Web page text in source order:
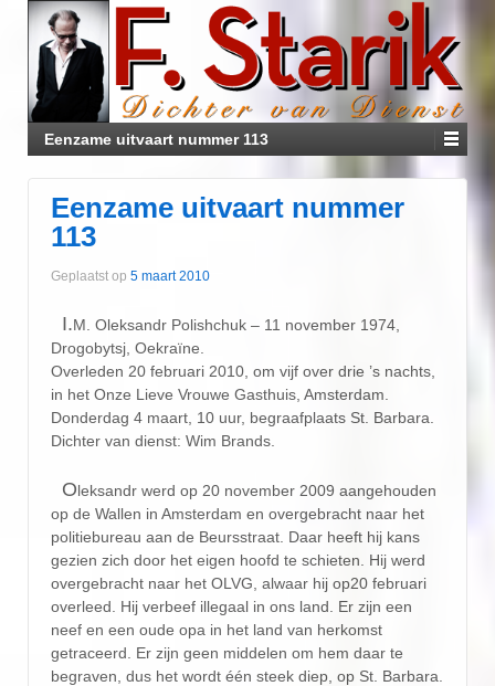
Eenzame uitvaart nummer 113
Eenzame uitvaart nummer
113
Geplaatst op 5 maart 2010
I.M. Oleksandr Polishchuk – 11 november 1974,
Drogobytsj, Oekraïne.
Overleden 20 februari 2010, om vijf over drie ’s nachts,
in het Onze Lieve Vrouwe Gasthuis, Amsterdam.
Donderdag 4 maart, 10 uur, begraafplaats St. Barbara.
Dichter van dienst: Wim Brands.
Oleksandr werd op 20 november 2009 aangehouden
op de Wallen in Amsterdam en overgebracht naar het
politiebureau aan de Beursstraat. Daar heeft hij kans
gezien zich door het eigen hoofd te schieten. Hij werd
overgebracht naar het OLVG, alwaar hij op20 februari
overleed. Hij verbeef illegaal in ons land. Er zijn een
neef en een oude opa in het land van herkomst
getraceerd. Er zijn geen middelen om hem daar te
begraven, dus het wordt één steek diep, op St. Barbara.